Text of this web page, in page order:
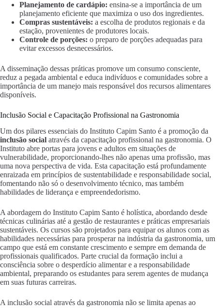
Planejamento de cardápio: ensina-se a importância de um
planejamento eficiente que maximiza o uso dos ingredientes.
Compras sustentáveis: a escolha de produtos regionais e da
estação, provenientes de produtores locais.
Controle de porções: o preparo de porções adequadas para
evitar excessos desnecessários.
A disseminação dessas práticas promove um consumo consciente,
reduz a pegada ambiental e educa indivíduos e comunidades sobre a
importância de um manejo mais responsável dos recursos alimentares
disponíveis.
Inclusão Social e Capacitação Profissional na Gastronomia
Um dos pilares essenciais do Instituto Capim Santo é a promoção da
inclusão social através da capacitação profissional na gastronomia. O
Instituto abre portas para jovens e adultos em situações de
vulnerabilidade, proporcionando-lhes não apenas uma profissão, mas
uma nova perspectiva de vida. Esta capacitação está profundamente
enraizada em princípios de sustentabilidade e responsabilidade social,
fomentando não só o desenvolvimento técnico, mas também
habilidades de liderança e empreendedorismo.
A abordagem do Instituto Capim Santo é holística, abordando desde
técnicas culinárias até a gestão de restaurantes e práticas empresariais
sustentáveis. Os cursos são projetados para equipar os alunos com as
habilidades necessárias para prosperar na indústria da gastronomia, um
campo que está em constante crescimento e sempre em demanda de
profissionais qualificados. Parte crucial da formação inclui a
consciência sobre o desperdício alimentar e a responsabilidade
ambiental, preparando os estudantes para serem agentes de mudança
em suas futuras carreiras.
A inclusão social através da gastronomia não se limita apenas ao